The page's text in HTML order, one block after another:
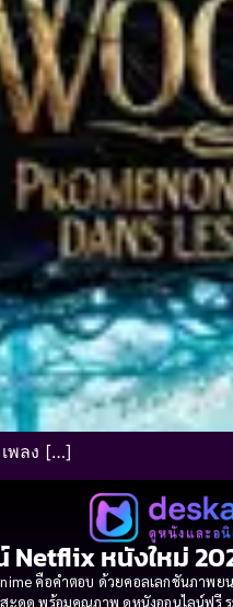
พลง […]
Netflix หนังใหม่
คือคำตอบ ด้วยคอลเลกชันภาพ
ดุด พร้อมคุณภาพ ดูหนังออนไลน์ฟรี